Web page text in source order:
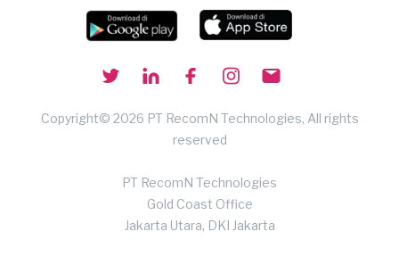
Copyright© 2026 PT RecomN Technologies, All rights
reserved
PT RecomN Technologies
Gold Coast Office
Jakarta Utara, DKI Jakarta